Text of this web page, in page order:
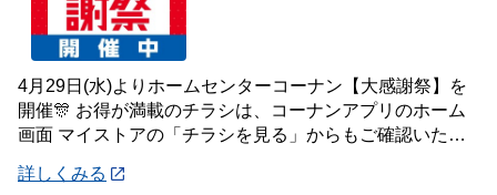
4月29日(水)よりホームセンターコーナン【大感謝祭】を
開催🎊 お得が満載のチラシは、コーナンアプリのホーム
画面 マイストアの「チラシを見る」からもご確認いただ
詳しくみる